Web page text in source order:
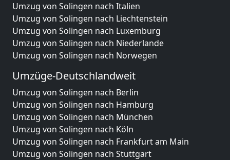
Umzug von Solingen nach Italien
Umzug von Solingen nach Liechtenstein
Umzug von Solingen nach Luxemburg
Umzug von Solingen nach Niederlande
Umzug von Solingen nach Norwegen
Umzüge-Deutschlandweit
Umzug von Solingen nach Berlin
Umzug von Solingen nach Hamburg
Umzug von Solingen nach München
Umzug von Solingen nach Köln
Umzug von Solingen nach Frankfurt am Main
Umzug von Solingen nach Stuttgart